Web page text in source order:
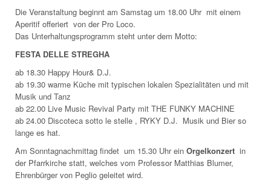
Die Veranstaltung beginnt am Samstag um 18.00 Uhr mit einem
Aperitif offeriert von der Pro Loco.
Das Unterhaltungsprogramm steht unter dem Motto:
FESTA DELLE STREGHA
ab 18.30 Happy Hour& D.J.
ab 19.30 warme Küche mit typischen lokalen Spezialitäten und mit
Musik und Tanz
ab 22.00 Live Music Revival Party mit THE FUNKY MACHINE
ab 24.00 Discoteca sotto le stelle , RYKY D.J. Musik und Bier so
lange es hat.
Am Sonntagnachmittag findet um 15.30 Uhr ein Orgelkonzert in
der Pfarrkirche statt, welches vom Professor Matthias Blumer,
Ehrenbürger von Peglio geleitet wird.